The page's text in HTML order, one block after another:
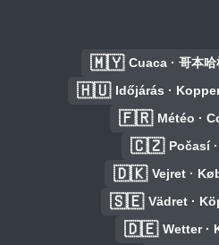
🇲🇾 Cuaca · 哥本
🇭🇺 Időjárás ·
🇫🇷 Météo ·
🇨🇿 Počasí
🇩🇰 Vejret ·
🇸🇪 Vädret ·
🇩🇪 Wetter ·